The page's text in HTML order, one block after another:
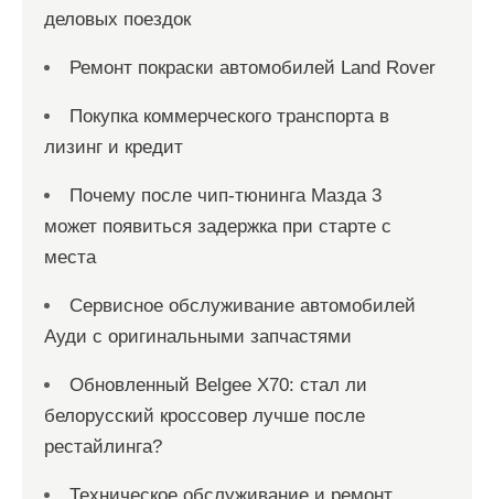
деловых поездок
Ремонт покраски автомобилей Land Rover
Покупка коммерческого транспорта в
лизинг и кредит
Почему после чип-тюнинга Мазда 3
может появиться задержка при старте с
места
Сервисное обслуживание автомобилей
Ауди с оригинальными запчастями
Обновленный Belgee X70: стал ли
белорусский кроссовер лучше после
рестайлинга?